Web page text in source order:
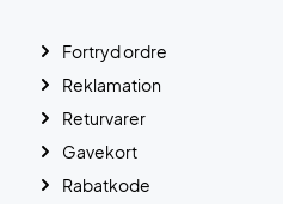
Fortryd ordre
Reklamation
Returvarer
Gavekort
Rabatkode